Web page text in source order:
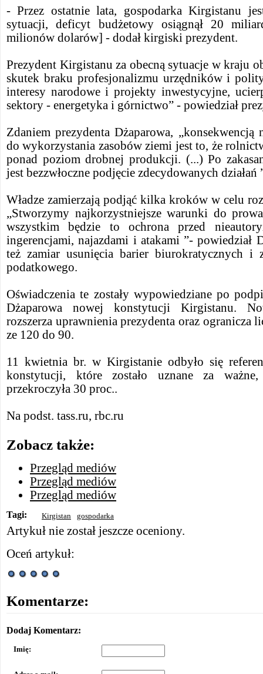
- Przez ostatnie lata, gospodarka Kirgistanu
sytuacji, deficyt budżetowy osiągnął 20
milionów dolarów] - dodał kirgiski prezydent.
Prezydent Kirgistanu za obecną sytuacje w kraju
skutek braku profesjonalizmu urzędników i
interesy narodowe i projekty inwestycyjne,
sektory - energetyka i górnictwo” - powiedział
Zdaniem prezydenta Dżaparowa, „konsekwencją
do wykorzystania zasobów ziemi jest to, że
ponad poziom drobnej produkcji. (...) Po
jest bezzwłoczne podjęcie zdecydowanych działań
Władze zamierzają podjąć kilka kroków w celu
„Stworzymy najkorzystniejsze warunki do
wszystkim będzie to ochrona przed
ingerencjami, najazdami i atakami ”- powiedział
też zamiar usunięcia barier biurokratycznych i
podatkowego.
Oświadczenia te zostały wypowiedziane po
Dżaparowa nowej konstytucji Kirgistanu.
rozszerza uprawnienia prezydenta oraz ogranicza
ze 120 do 90.
11 kwietnia br. w Kirgistanie odbyło się
konstytucji, które zostało uznane za
przekroczyła 30 proc..
Na podst. tass.ru, rbc.ru
Zobacz także:
Przegląd mediów
Przegląd mediów
Przegląd mediów
Tagi: Kirgistan gospodarka
Artykuł nie został jeszcze oceniony.
Oceń artykuł:
Komentarze:
Dodaj Komentarz:
Imię: